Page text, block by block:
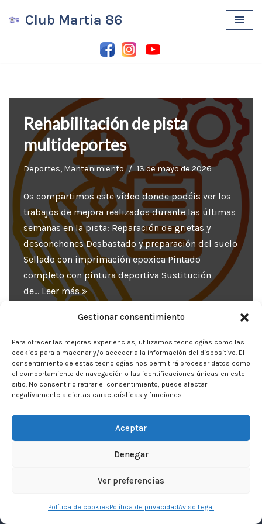
Gestionar consentimiento
Para ofrecer las mejores experiencias, utilizamos tecnologías como las
cookies para almacenar y/o acceder a la información del dispositivo. El
consentimiento de estas tecnologías nos permitirá procesar datos como
el comportamiento de navegación o las identificaciones únicas en este
sitio. No consentir o retirar el consentimiento, puede afectar
negativamente a ciertas características y funciones.
Aceptar
Denegar
Ver preferencias
Política de cookiesPolítica de privacidadAviso Legal
Club Martia 86
Rehabilitación de pista
multideportes
Deportes, Mantenimiento 13 de mayo de 2026
Os compartimos este vídeo donde podéis ver los
trabajos de mejora realizados durante las últimas
semanas en la pista: Reparación de grietas y
desconchones Desbastado y preparación del suelo
Sellado con imprimación epoxica Pintado
completo con pintura deportiva Sustitución
de… Leer más »
Política de Cookies